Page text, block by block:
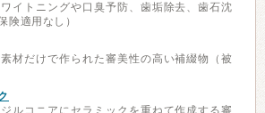
イトニングや口臭予防、歯垢除去、歯石沈
険適用なし）
材だけで作られた審美性の高い補綴物（被
ルコニアにセラミックを重ねて作成する審